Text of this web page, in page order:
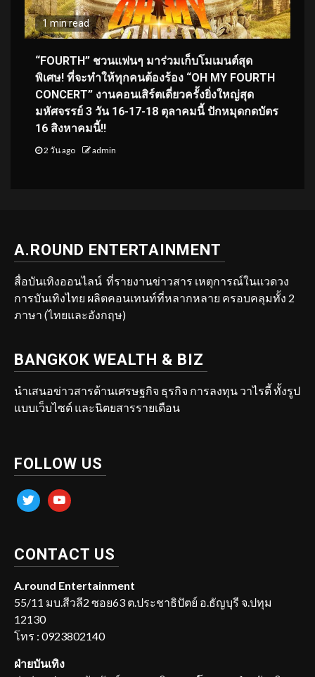
1 min read
“FOURTH” ชวนแฟนๆ มาร่วมเก็บโมเมนต์สุด
พิเศษ! ที่จะทำให้ทุกคนต้องร้อง “OH MY FOURTH
CONCERT” งานคอนเสิร์ตเดี่ยวครั้งยิ่งใหญ่สุด
มหัศจรรย์ 3 วัน 16-17-18 ตุลาคมนี้ ปักหมุดกดบัตร
16 สิงหาคมนี้!!
2 วัน ago admin
A.ROUND ENTERTAINMENT
สื่อบันเทิงออนไลน์ ที่รายงานข่าวสาร เหตุการณ์ในแวดวง
การบันเทิงไทย ผลิตคอนเทนท์ที่หลากหลาย ครอบคลุมทั้ง 2
ภาษา (ไทยและอังกฤษ)
BANGKOK WEALTH & BIZ
นำเสนอข่าวสารด้านเศรษฐกิจ ธุรกิจ การลงทุน วาไรตี้ ทั้งรูป
แบบเว็บไซต์ และนิตยสารรายเดือน
FOLLOW US
twitter youtube
CONTACT US
A.round Entertainment
55/11 มบ.สีวลี2 ซอย63 ต.ประชาธิปัตย์ อ.ธัญบุรี จ.ปทุม
12130
โทร : 0923802140
ฝ่ายบันเทิง